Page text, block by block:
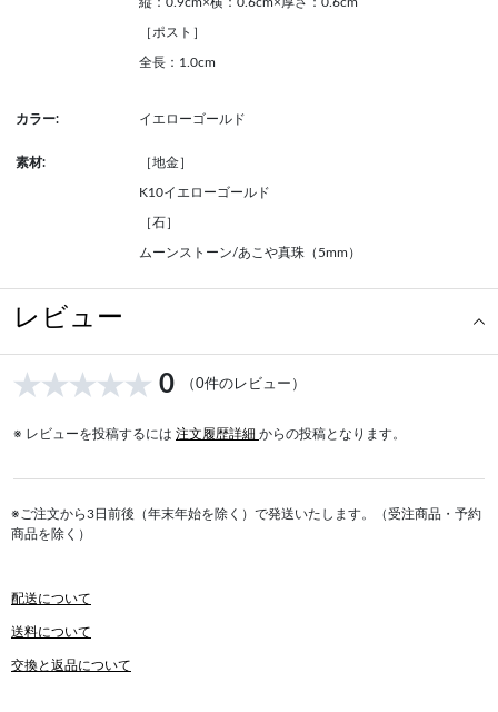
［ポスト］
全長：1.0cm
カラー: イエローゴールド
素材: ［地金］
K10イエローゴールド
［石］
ムーンストーン/あこや真珠（5mm）
レビュー
0 （0件のレビュー）
※ レビューを投稿するには 注文履歴詳細 からの投稿となります。
※ご注文から3日前後（年末年始を除く）で発送いたします。（受注商品・予約
商品を除く）
配送について
送料について
交換と返品について